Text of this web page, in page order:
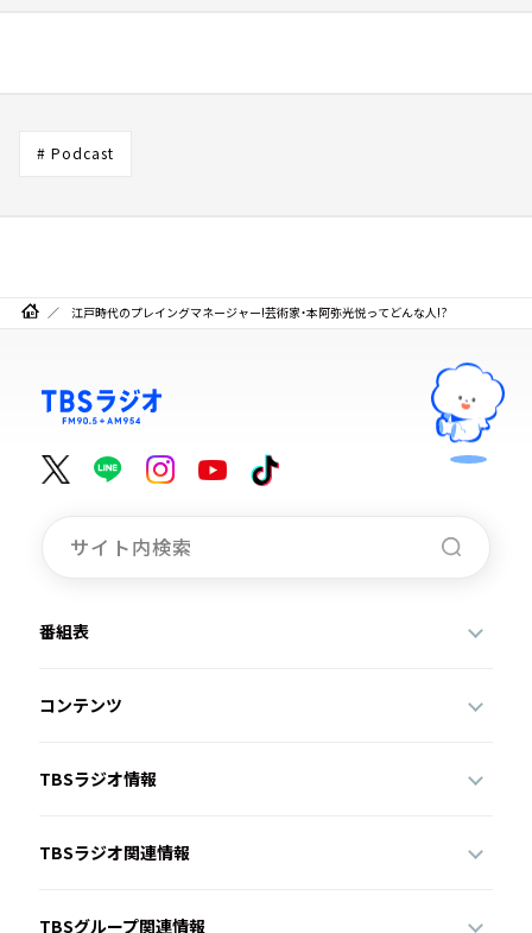
# Podcast
江戸時代のプレイングマネージャー!芸術家・本阿弥光悦ってどんな人!?
番組表
コンテンツ
TBSラジオ情報
TBSラジオ関連情報
TBSグループ関連情報